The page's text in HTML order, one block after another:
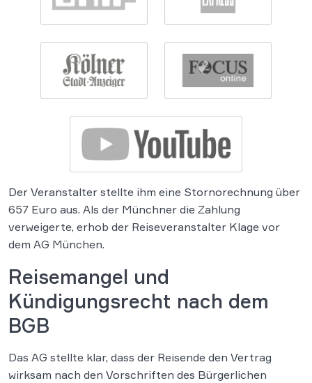
Der Veranstalter stellte ihm eine Stornorechnung über
657 Euro aus. Als der Münchner die Zahlung
verweigerte, erhob der Reiseveranstalter Klage vor
dem AG München.
Reisemangel und
Kündigungsrecht nach dem
BGB
Das AG stellte klar, dass der Reisende den Vertrag
wirksam nach den Vorschriften des Bürgerlichen